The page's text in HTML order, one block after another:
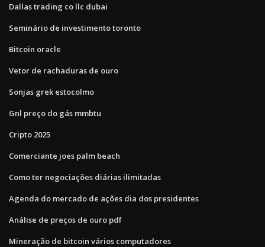
Dallas trading co llc dubai
Seminário de investimento toronto
Bitcoin oracle
Vetor de rachaduras de ouro
Sonjas grek estocolmo
Gnl preço do gás mmbtu
Cripto 2025
Comerciante joes palm beach
Como ter negociações diárias ilimitadas
Agenda do mercado de ações dia dos presidentes
Análise de preços de ouro pdf
Mineração de bitcoin vários computadores